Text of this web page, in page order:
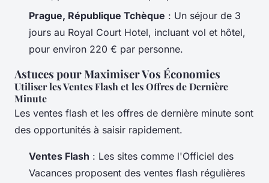
Prague, République Tchèque : Un séjour de 3
jours au Royal Court Hotel, incluant vol et hôtel,
pour environ 220 € par personne.
Astuces pour Maximiser Vos Économies
Utiliser les Ventes Flash et les Offres de Dernière
Minute
Les ventes flash et les offres de dernière minute sont
des opportunités à saisir rapidement.
Ventes Flash : Les sites comme l'Officiel des
Vacances proposent des ventes flash régulières